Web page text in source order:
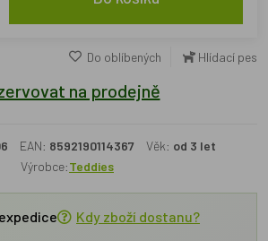
Do oblíbených Hlídací pes
na prodejně
EAN: 8592190114367 Věk: od 3 let
Výrobce:Teddies
Kdy zboží dostanu?